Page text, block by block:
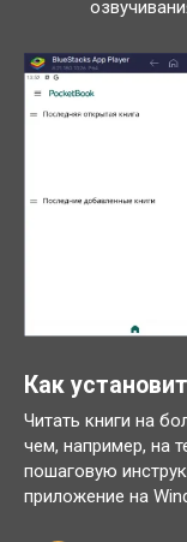
Как
Читать книги на
чем, например, на
пошаговую
приложение на